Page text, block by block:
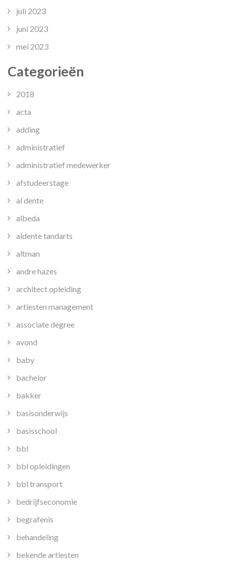
juli 2023
juni 2023
mei 2023
Categorieën
2018
acta
adding
administratief
administratief medewerker
afstudeerstage
al dente
albeda
aldente tandarts
altman
andre hazes
architect opleiding
artiesten management
associate degree
avond
baby
bachelor
bakker
basisonderwijs
basisschool
bbl
bbl opleidingen
bbl transport
bedrijfseconomie
begrafenis
behandeling
bekende artiesten